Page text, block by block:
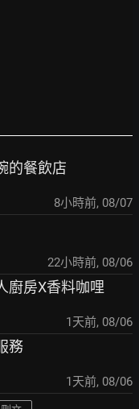
的餐飲店
8小時前, 08/07
22小時前, 08/06
廚房X香料咖哩
1天前, 08/06
務
1天前, 08/06